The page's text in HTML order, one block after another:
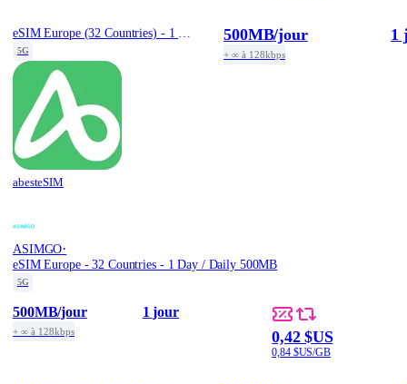
5G
abesteSIM
500MB/jour
+ ∞ à 128kbps
1
ASIMGO·
eSIM Europe - 32 Countries - 1 Day / Daily 500MB
5G
500MB/jour
+ ∞ à 128kbps
1 jour
0,42 $US
0,84 $US/GB